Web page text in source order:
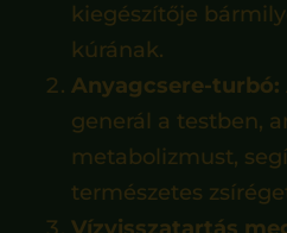
kiegészítője
kúrának.
Anyagcsere-turbó:
generál a testben,
metabolizmust,
természetes